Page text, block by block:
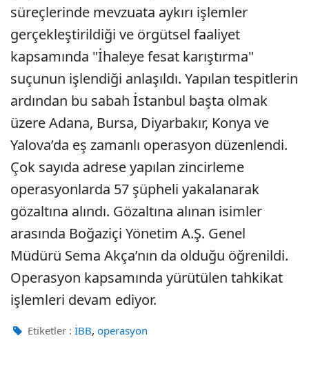
süreçlerinde mevzuata aykırı işlemler
gerçekleştirildiği ve örgütsel faaliyet
kapsamında "İhaleye fesat karıştırma"
suçunun işlendiği anlaşıldı. Yapılan tespitlerin
ardından bu sabah İstanbul başta olmak
üzere Adana, Bursa, Diyarbakır, Konya ve
Yalova’da eş zamanlı operasyon düzenlendi.
Çok sayıda adrese yapılan zincirleme
operasyonlarda 57 şüpheli yakalanarak
gözaltına alındı. Gözaltına alınan isimler
arasında Boğaziçi Yönetim A.Ş. Genel
Müdürü Sema Akça’nın da olduğu öğrenildi.
Operasyon kapsamında yürütülen tahkikat
işlemleri devam ediyor.
Etiketler : İBB, operasyon